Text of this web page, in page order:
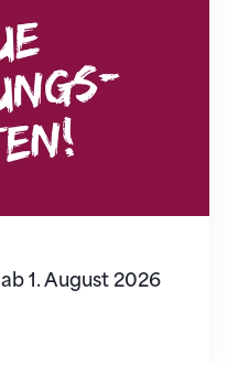
1. August 2026